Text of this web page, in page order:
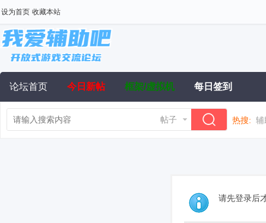
设为首页 收藏本站
论坛首页 今日新帖 框架/虚拟机 每日签到
帖子 热搜: 辅
请先登录后